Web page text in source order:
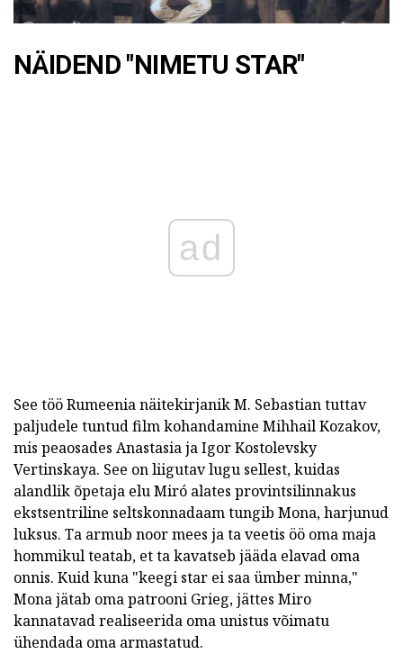
NÄIDEND "NIMETU STAR"
ad
See töö Rumeenia näitekirjanik M. Sebastian tuttav
paljudele tuntud film kohandamine Mihhail Kozakov,
mis peaosades Anastasia ja Igor Kostolevsky
Vertinskaya. See on liigutav lugu sellest, kuidas
alandlik õpetaja elu Miró alates provintsilinnakus
ekstsentriline seltskonnadaam tungib Mona, harjunud
luksus. Ta armub noor mees ja ta veetis öö oma maja
hommikul teatab, et ta kavatseb jääda elavad oma
onnis. Kuid kuna "keegi star ei saa ümber minna,"
Mona jätab oma patrooni Grieg, jättes Miro
kannatavad realiseerida oma unistus võimatu
ühendada oma armastatud.